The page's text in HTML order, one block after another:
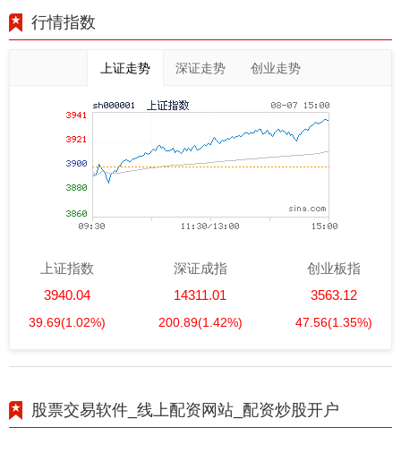
行情指数
上证走势 深证走势 创业走势
上证指数
3940.04
39.69(1.02%)
深证成指
14311.01
200.89(1.42%)
创业板指
3563.12
47.56(1.35%)
股票交易软件_线上配资网站_配资炒股开户